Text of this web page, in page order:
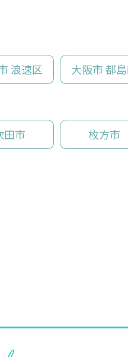
浪速区 大阪市 都
田市 枚方市